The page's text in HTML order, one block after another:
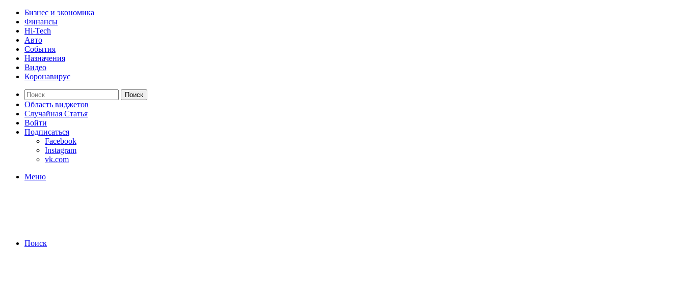
Бизнес и экономика
Финансы
Hi-Tech
Авто
События
Назначения
Видео
Коронавирус
Поиск
Область виджетов
Случайная Статья
Войти
Подписаться
Facebook
Instagram
vk.com
Меню
Поиск